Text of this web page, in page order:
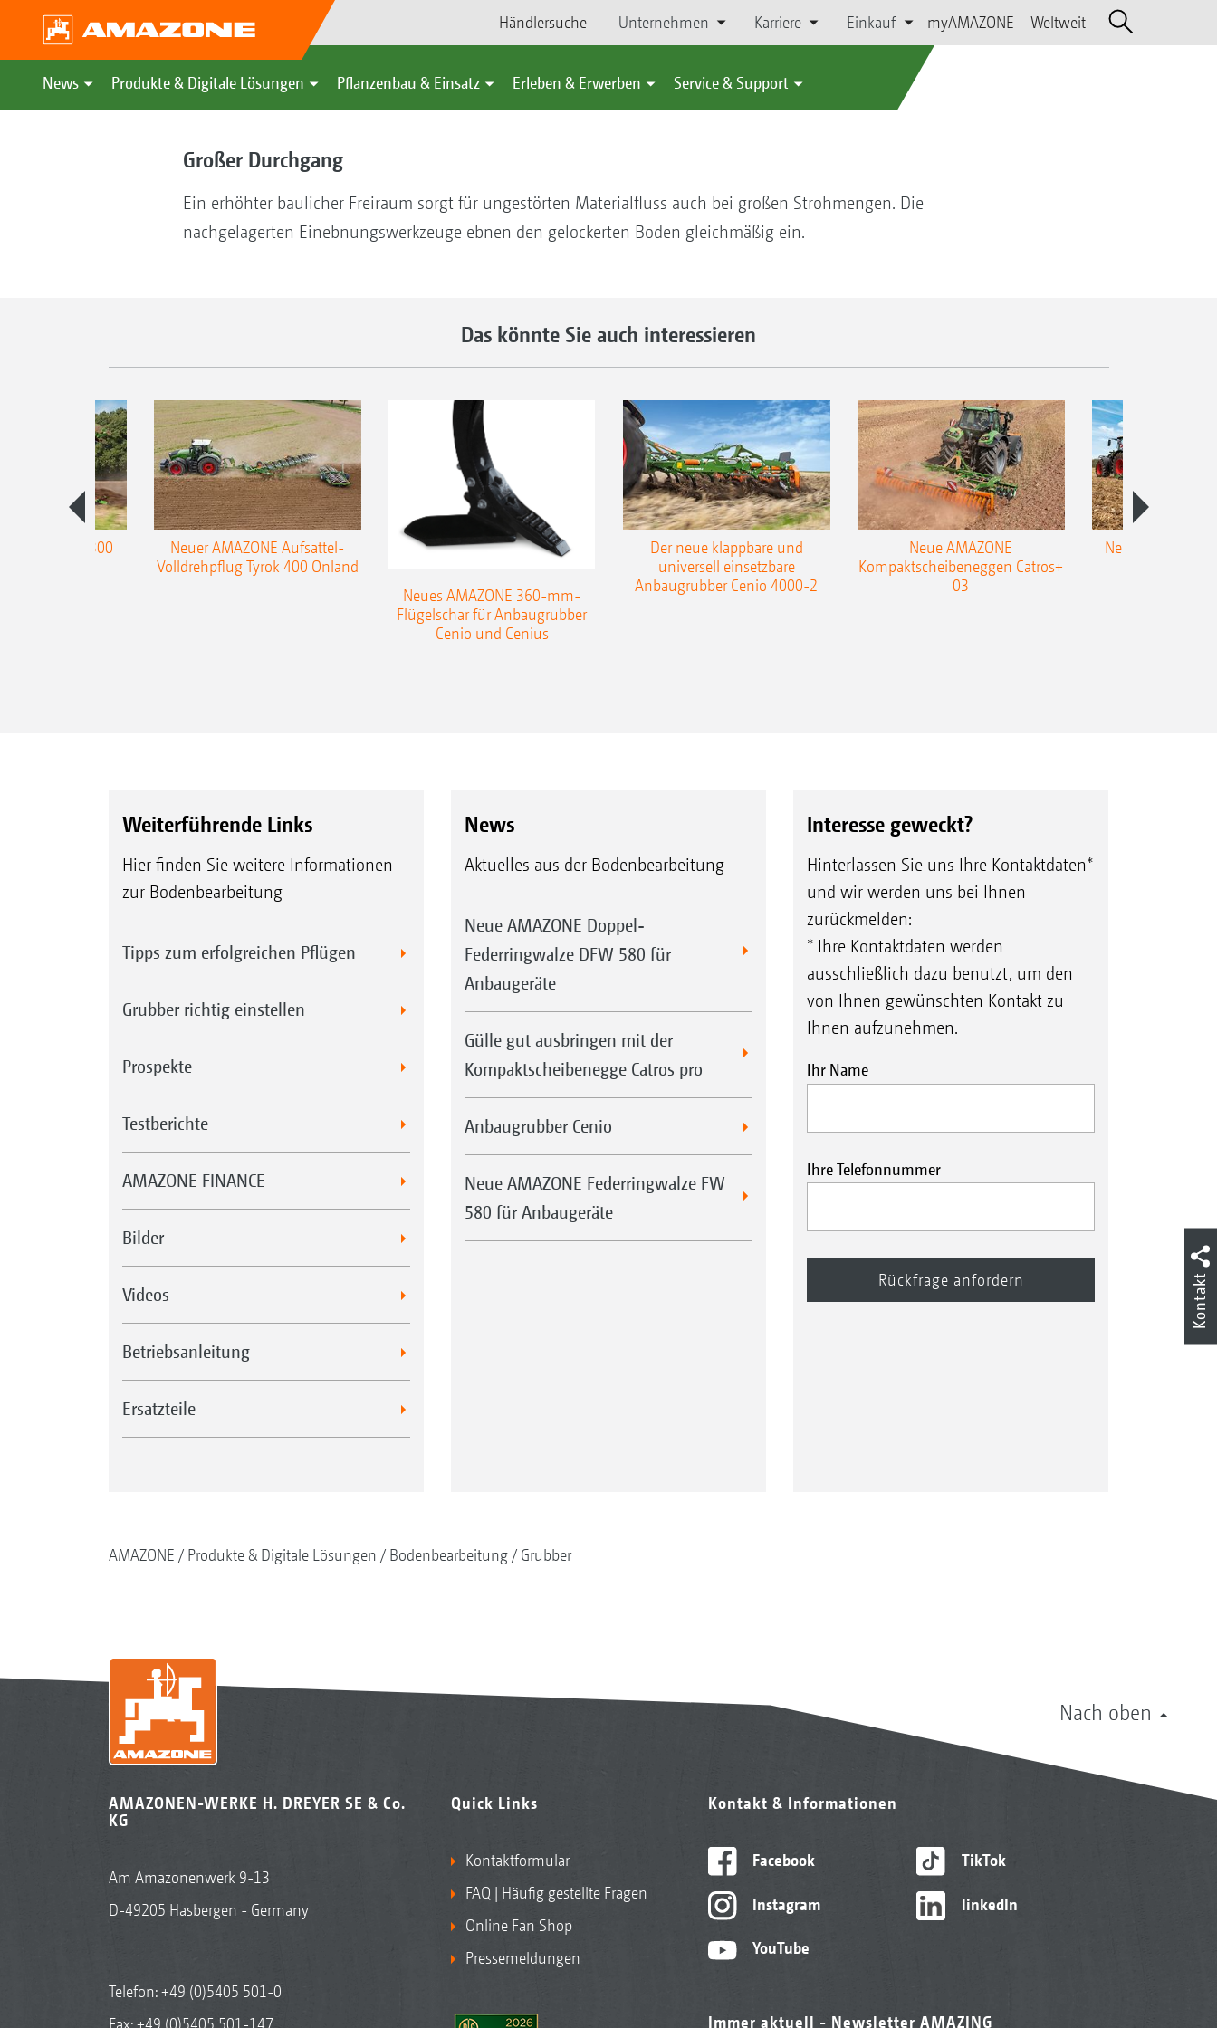
Händlersuche Unternehmen Karriere Einkauf myAMAZONE Weltweit
News Produkte & Digitale Lösungen Pflanzenbau & Einsatz Erleben & Erwerben Service & Support
Großer Durchgang
Ein erhöhter baulicher Freiraum sorgt für ungestörten Materialfluss auch bei großen Strohmengen. Die
nachgelagerten Einebnungswerkzeuge ebnen den gelockerten Boden gleichmäßig ein.
Das könnte Sie auch interessieren
Teres 300
Neuer AMAZONE Aufsattel-
Volldrehpflug Tyrok 400 Onland
Neues AMAZONE 360-mm-
Flügelschar für Anbaugrubber
Cenio und Cenius
Der neue klappbare und
universell einsetzbare
Anbaugrubber Cenio 4000-2
Neue AMAZONE
Kompaktscheibeneggen Catros+
03
Neuer
Weiterführende Links
Hier finden Sie weitere Informationen
zur Bodenbearbeitung
Tipps zum erfolgreichen Pflügen
Grubber richtig einstellen
Prospekte
Testberichte
AMAZONE FINANCE
Bilder
Videos
Betriebsanleitung
Ersatzteile
News
Aktuelles aus der Bodenbearbeitung
Neue AMAZONE Doppel-
Federringwalze DFW 580 für
Anbaugeräte
Gülle gut ausbringen mit der
Kompaktscheibenegge Catros pro
Anbaugrubber Cenio
Neue AMAZONE Federringwalze FW
580 für Anbaugeräte
Interesse geweckt?
Hinterlassen Sie uns Ihre Kontaktdaten*
und wir werden uns bei Ihnen
zurückmelden:
* Ihre Kontaktdaten werden
ausschließlich dazu benutzt, um den
von Ihnen gewünschten Kontakt zu
Ihnen aufzunehmen.
Ihr Name
Ihre Telefonnummer
AMAZONE Produkte & Digitale Lösungen Bodenbearbeitung Grubber
Nach oben
AMAZONEN-WERKE H. DREYER SE & Co.
KG
Am Amazonenwerk 9-13
D-49205 Hasbergen - Germany
Telefon:+49 (0)5405 501-0
Fax: +49 (0)5405 501-147
Quick Links
Kontaktformular
FAQ | Häufig gestellte Fragen
Online Fan Shop
Pressemeldungen
Kontakt & Informationen
Facebook
Instagram
YouTube
TikTok
linkedIn
Immer aktuell - Newsletter AMAZING
Kontakt